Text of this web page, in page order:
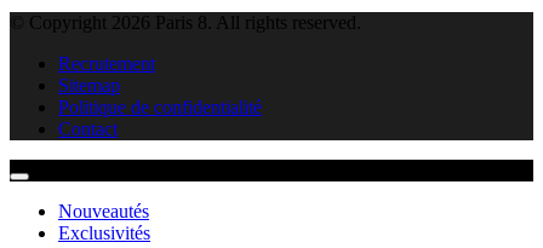
© Copyright 2026 Paris 8. All rights reserved.
Recrutement
Sitemap
Politique de confidentialité
Contact
Nouveautés
Exclusivités